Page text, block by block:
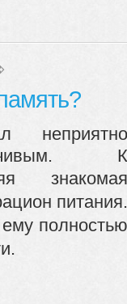
К
питания.
полностью